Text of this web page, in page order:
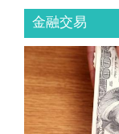
金融交易